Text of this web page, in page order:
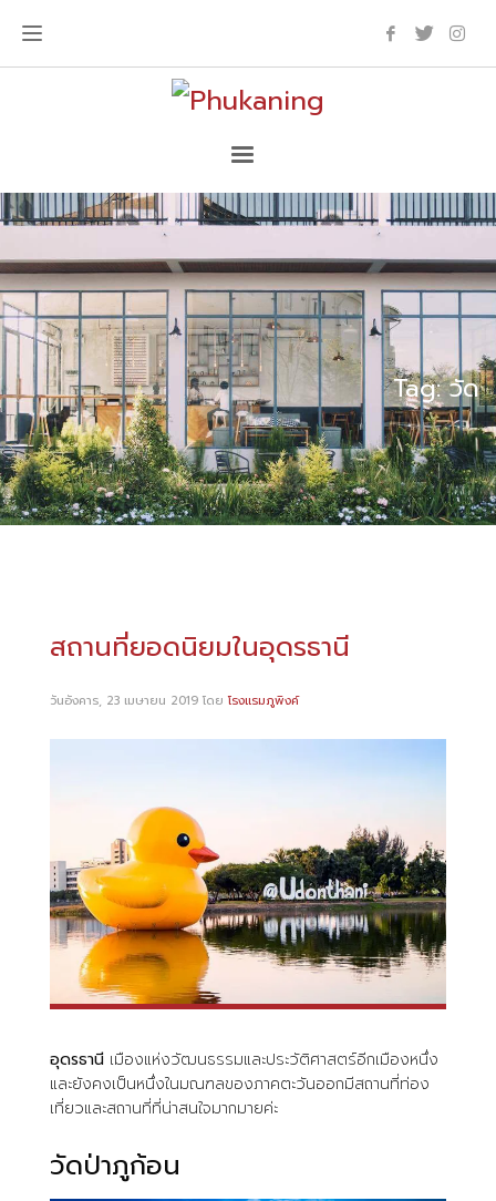
Tag: วัด
สถานที่ยอดนิยมในอุดรธานี
วันอังคาร, 23 เมษายน 2019 โดยโรงแรมภูพิงค์
อุดรธานี เมืองแห่งวัฒนธรรมและประวัติศาสตร์อีกเมืองหนึ่ง
และยังคงเป็นหนึ่งในมณฑลของภาคตะวันออกมีสถานที่ท่อง
เที่ยวและสถานที่ที่น่าสนใจมากมายค่ะ
วัดป่าภูก้อน